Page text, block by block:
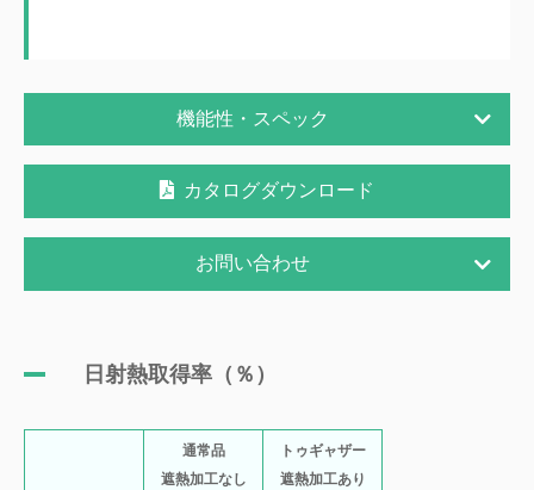
機能性・スペック
カタログダウンロード
お問い合わせ
日射熱取得率（％）
通常品
遮熱加工なし
トゥギャザー
遮熱加工あり